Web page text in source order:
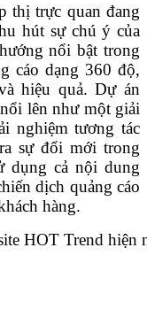
thị trực quan đang
hút sự chú ý của
nổi bật trong
cáo dạng 360 độ,
hiệu quả. Dự án
lên như một giải
nghiệm tương tác
sự đổi mới trong
dụng cả nội dung
dịch quảng cáo
hàng.